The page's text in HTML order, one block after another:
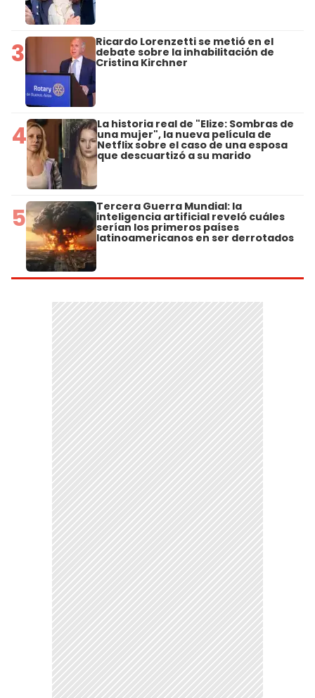
3 Ricardo Lorenzetti se metió en el
debate sobre la inhabilitación de
Cristina Kirchner
4 La historia real de "Elize: Sombras de
una mujer", la nueva película de
Netflix sobre el caso de una esposa
que descuartizó a su marido
5 Tercera Guerra Mundial: la
inteligencia artificial reveló cuáles
serían los primeros países
latinoamericanos en ser derrotados